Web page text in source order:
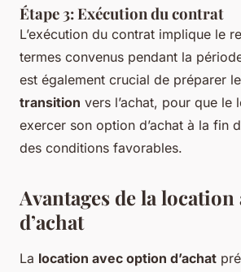
Étape 3: Exécution du contrat
L’exécution du contrat implique le
termes convenus pendant la
est également crucial de préparer le
transition vers l’achat, pour que le
exercer son option d’achat à la fin
des conditions favorables.
Avantages de la
d’achat
La location avec option d’achat